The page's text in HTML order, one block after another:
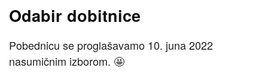
Odabir dobitnice
Pobednicu se proglašavamo 10. juna 2022
nasumičnim izborom. 🤩